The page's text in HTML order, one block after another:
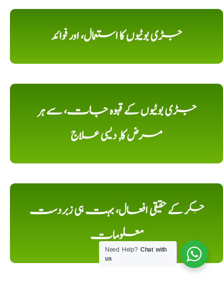
جڑی بوٹیوں کا استعمال، اور فوائد
جڑی بوٹیوں کے قہوہ جات، سے ہر
مرض کا, دیسی علاج
جگر کے حقیقی افعال، بہت ہی زبردست
معلومات
Need Help?Chat with
us